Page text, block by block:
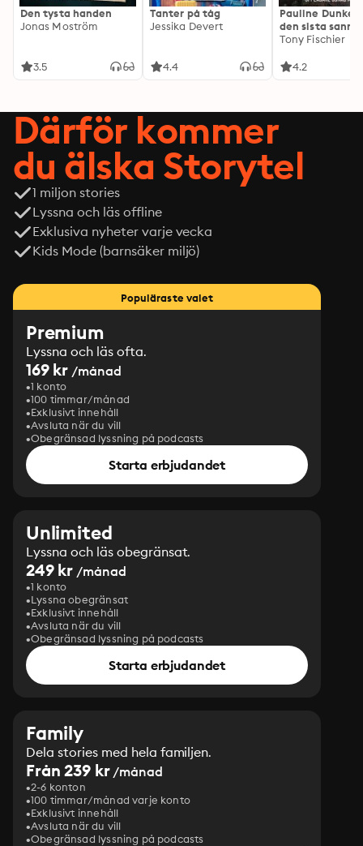
Den tysta handen
Jonas Moström
3.5
Tanter på tåg
Jessika Devert
4.4
Pauline Dunker
den sista
Tony Fischier
4.2
Därför kommer
du älska Storytel
1 miljon stories
Lyssna och läs offline
Exklusiva nyheter varje vecka
Kids Mode (barnsäker miljö)
Populäraste valet
Premium
Lyssna och läs ofta.
169 kr /månad
1 konto
100 timmar/månad
Exklusivt innehåll
Avsluta när du vill
Obegränsad lyssning på podcasts
Starta erbjudandet
Unlimited
Lyssna och läs obegränsat.
249 kr /månad
1 konto
Lyssna obegränsat
Exklusivt innehåll
Avsluta när du vill
Obegränsad lyssning på podcasts
Starta erbjudandet
Family
Dela stories med hela familjen.
Från 239 kr/månad
2-6 konton
100 timmar/månad varje konto
Exklusivt innehåll
Avsluta när du vill
Obegränsad lyssning på podcasts